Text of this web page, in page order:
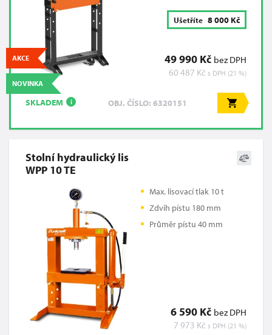
Ušetříte 8 000 Kč
49 990 Kč bez DPH
60 487 Kč s DPH (21 %)
AKCE
NOVINKA
SKLADEM i OBJ. ČÍSLO: 6320151
Stolní hydraulický lis
WPP 10 TE
Max. lisovací tlak 10 t
Zdvih pístu 180 mm
Průměr pístu 40 mm
6 590 Kč bez DPH
7 973 Kč s DPH (21 %)